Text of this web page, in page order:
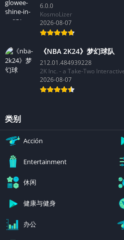
6.0.0
KosmoLizer
2026-08-07
《NBA 2K24》梦幻球队
212.01.484939228
2K Inc. - a Take-Two
2026-08-07
类别
Acción
Entertainment
休闲
健康与健身
办公